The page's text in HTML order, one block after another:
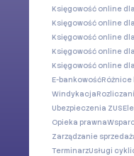
Księgowość online
Księgowość online
Księgowość online
Księgowość online
Księgowość online
E-bankowośćRóżnice
Windykacja
Ubezpieczenia ZUS
Opieka prawna
Zarządzanie
TerminarzUsługi